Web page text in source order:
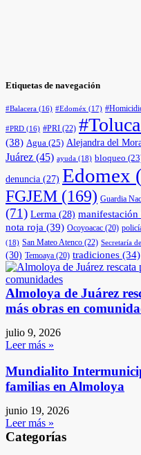
Etiquetas de navegación
#Balacera (16) #Edoméx (17)
#PRD (16) #PRI (22) #Toluca
(38) Agua (25) Alejandra del
Juárez (45) ayuda (18) bloqueo
denuncia (27) Edomex
FGJEM (169) Guardia
(71) Lerma (28) manifestación
nota roja (39) Ocoyoacac (20)
(18) San Mateo Atenco (22) Secretaría
(30) Temoaya (20) tradiciones (34)
Almoloya de Juárez
más obras en
julio 9, 2026
Leer más »
Mundialito
familias en Almoloya
junio 19, 2026
Leer más »
Categorías